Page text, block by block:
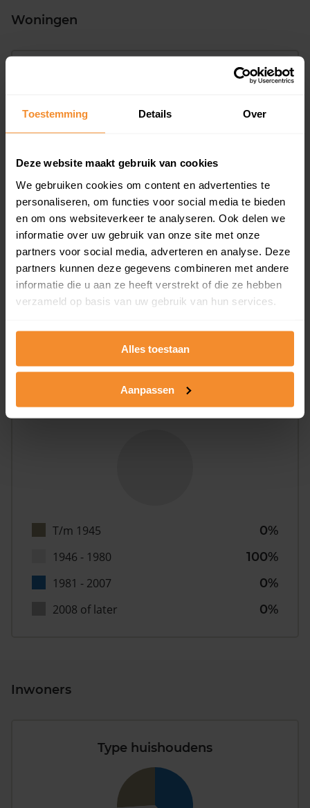
Toestemming Details Over
Deze website maakt gebruik van cookies
We gebruiken cookies om content en advertenties te
personaliseren, om functies voor social media te bieden
en om ons websiteverkeer te analyseren. Ook delen we
informatie over uw gebruik van onze site met onze
partners voor social media, adverteren en analyse. Deze
partners kunnen deze gegevens combineren met andere
informatie die u aan ze heeft verstrekt of die ze hebben
verzameld op basis van uw gebruik van hun services.
Alles toestaan
Aanpassen
Woningen
21%
Koopwoningen
Huurwoningen
Appartementen
aandeel van totale woningen
0%
Bouwjaar
T/m 1945
0%
1946 - 1980
100%
1981 - 2007
0%
2008 of later
0%
Inwoners
Type huishoudens